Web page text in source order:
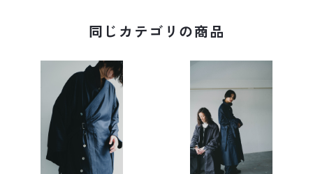
同じカテゴリの商品